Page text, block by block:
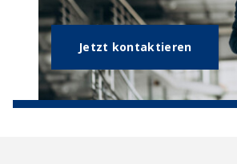
Jetzt kontaktieren